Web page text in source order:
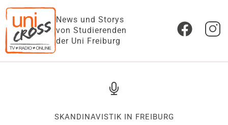
News und Storys
von Studierenden
der Uni Freiburg
SKANDINAVISTIK IN FREIBURG